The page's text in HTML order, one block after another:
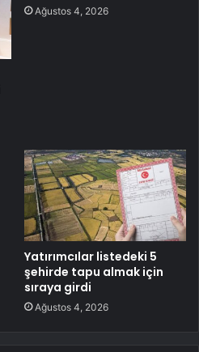
Ağustos 4, 2026
Yatırımcılar listedeki 5
şehirde tapu almak için
sıraya girdi
Ağustos 4, 2026